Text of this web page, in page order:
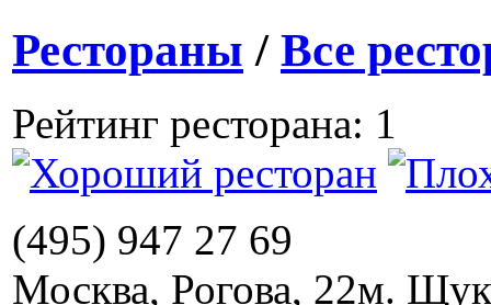
Рестораны / Все
Рейтинг ресторана: 1
(495) 947 27 69
Москва, Рогова, 22м.